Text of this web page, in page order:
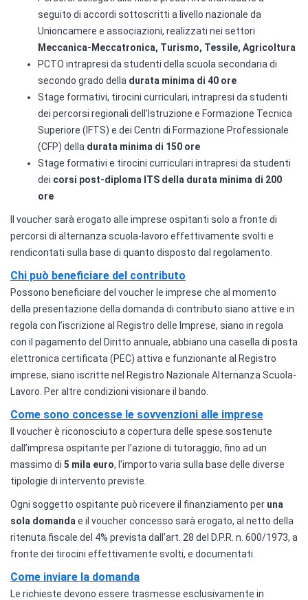
seguito di accordi sottoscritti a livello nazionale da
Unioncamere e associazioni, realizzati nei settori
Meccanica-Meccatronica, Turismo, Tessile, Agricoltura
PCTO intrapresi da studenti della scuola secondaria di
secondo grado della durata minima di 40 ore
Stage formativi, tirocini curriculari, intrapresi da studenti
dei percorsi regionali dell’Istruzione e Formazione Tecnica
Superiore (IFTS) e dei Centri di Formazione Professionale
(CFP) della durata minima di 150 ore
Stage formativi e tirocini curriculari intrapresi da studenti
dei corsi post-diploma ITS della durata minima di 200
ore
Il voucher sarà erogato alle imprese ospitanti solo a fronte di
percorsi di alternanza scuola-lavoro effettivamente svolti e
rendicontati sulla base di quanto disposto dal regolamento.
Chi può beneficiare del contributo
Possono beneficiare del voucher le imprese che al momento
della presentazione della domanda di contributo siano attive e in
regola con l’iscrizione al Registro delle Imprese, siano in regola
con il pagamento del Diritto annuale, abbiano una casella di posta
elettronica certificata (PEC) attiva e funzionante al Registro
imprese, siano iscritte nel Registro Nazionale Alternanza Scuola-
Lavoro. Per altre condizioni visionare il bando.
Come sono concesse le sovvenzioni alle imprese
Il voucher è riconosciuto a copertura delle spese sostenute
dall’impresa ospitante per l’azione di tutoraggio, fino ad un
massimo di 5 mila euro, l'importo varia sulla base delle diverse
tipologie di intervento previste.
Ogni soggetto ospitante può ricevere il finanziamento per una
sola domandae il voucher concesso sarà erogato, al netto della
ritenuta fiscale del 4% prevista dall’art. 28 del D.P.R. n. 600/1973, a
fronte dei tirocini effettivamente svolti, e documentati.
Come inviare la domanda
Le richieste devono essere trasmesse esclusivamente in